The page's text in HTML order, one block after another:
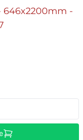
646x2200mm -